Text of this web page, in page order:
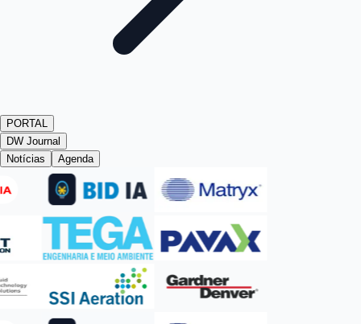
PORTAL
DW Journal
Notícias
Agenda